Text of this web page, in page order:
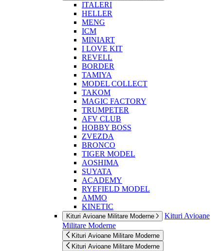
ITALERI
HELLER
MENG
ICM
MINIART
I LOVE KIT
REVELL
BORDER
TAMIYA
MODEL COLLECT
TAKOM
MAGIC FACTORY
TRUMPETER
AFV CLUB
HOBBY BOSS
ZVEZDA
BRONCO
TIGER MODEL
AOSHIMA
SUYATA
ACADEMY
RYEFIELD MODEL
AMMO
KINETIC
Kituri Avioane Militare Moderne
Kituri Avioane
Militare Moderne
Kituri Avioane Militare Moderne
Kituri Avioane Militare Moderne